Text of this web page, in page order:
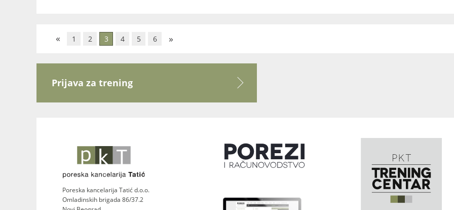
« 1 2 3 4 5 6 »
Prijava za trening
Poreska kancelarija Tatić d.o.o.
Omladinskih brigada 86/37.2